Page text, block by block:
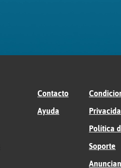
Contacto
Ayuda
Política
Soporte